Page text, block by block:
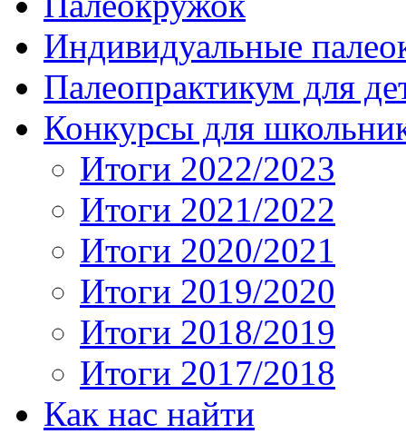
Индивидуальные
Палеопрактикум для
Конкурсы для
Итоги 2022/2023
Итоги 2021/2022
Итоги 2020/2021
Итоги 2019/2020
Итоги 2018/2019
Итоги 2017/2018
Как нас найти